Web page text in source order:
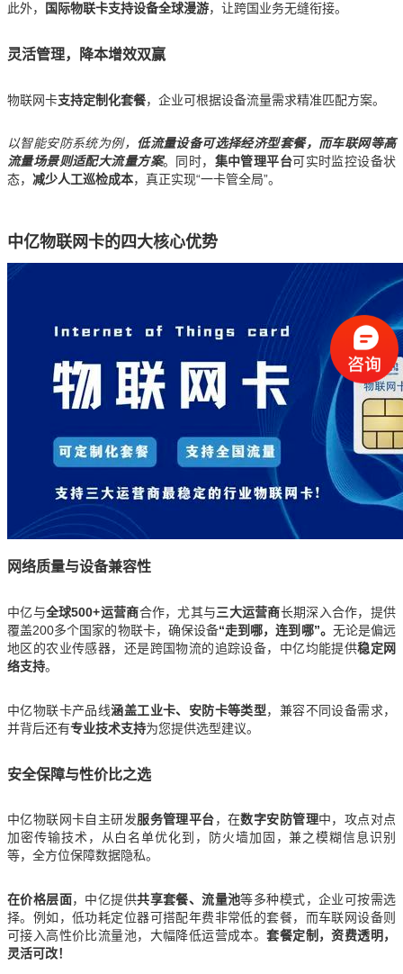
此外， 国际物联卡支持设备全球漫游，让跨国业务无缝衔接。
灵活管理，降本增效双赢
物联网卡支持定制化套餐，企业可根据设备流量需求精准匹配方案。
以智能安防系统为例，
低流量设备可选择经济型套餐，而车联网等高
流量场景则适配大流量方案。同时， 集中管理平台可实时监控设备状
态， 减少人工巡检成本，真正实现“一卡管全局”。
中亿物联网卡的四大核心优势
网络质量与设备兼容性
中亿与全球500+运营商合作，尤其与三大运营商长期深入合作，提供
覆盖200多个国家的物联卡，确保设备“走到哪，连到哪”。 无论是偏远
地区的农业传感器，还是跨国物流的追踪设备，中亿均能提供稳定网
络支持。
中亿物联卡产品线涵盖工业卡、安防卡等类型，兼容不同设备需求，
并背后还有专业技术支持为您提供选型建议。
安全保障与性价比之选
中亿物联网卡自主研发服务管理平台，在数字安防管理中，攻点对点
加密传输技术，从白名单优化到，防火墙加固，兼之模糊信息识别
等，全方位保障数据隐私。
在价格层面，中亿提供共享套餐、流量池等多种模式，企业可按需选
择。例如，低功耗定位器可搭配年费非常低的套餐，而车联网设备则
可接入高性价比流量池，大幅降低运营成本。套餐定制，资费透明，
灵活可改！